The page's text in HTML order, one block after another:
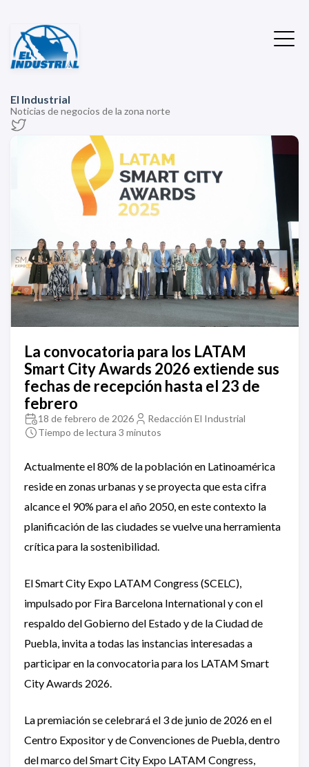
El Industrial
Noticias de negocios de la zona norte
La convocatoria para los LATAM
Smart City Awards 2026 extiende sus
fechas de recepción hasta el 23 de
febrero
18 de febrero de 2026
Redacción El Industrial
Tiempo de lectura 3 minutos
Actualmente el 80% de la población en Latinoamérica
reside en zonas urbanas y se proyecta que esta cifra
alcance el 90% para el año 2050, en este contexto la
planificación de las ciudades se vuelve una herramienta
crítica para la sostenibilidad.
El Smart City Expo LATAM Congress (SCELC),
impulsado por Fira Barcelona International y con el
respaldo del Gobierno del Estado y de la Ciudad de
Puebla, invita a todas las instancias interesadas a
participar en la convocatoria para los LATAM Smart
City Awards 2026.
La premiación se celebrará el 3 de junio de 2026 en el
Centro Expositor y de Convenciones de Puebla, dentro
del marco del Smart City Expo LATAM Congress,